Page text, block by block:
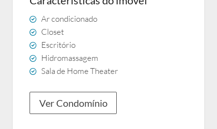
Ar condicionado
Closet
Escritório
Hidromassagem
Sala de Home Theater
Ver Condomínio